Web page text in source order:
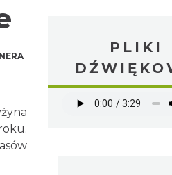
PLIKI